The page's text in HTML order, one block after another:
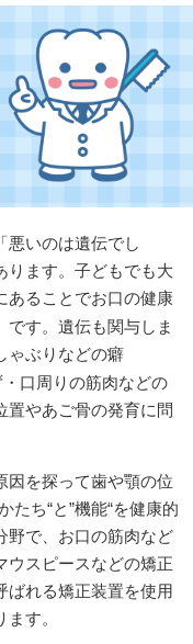
いのは遺伝でし
ります。子どもでも大
あることでお口の健康
です。遺伝も関与しま
ゃぶりなどの癖
口周りの筋肉などの
置やあご骨の発育に問
を探って歯や顎の位
たち“と”機能“を健康的
野で、お口の筋肉など
ウスピースなどの矯正
ばれる矯正装置を使用
す。